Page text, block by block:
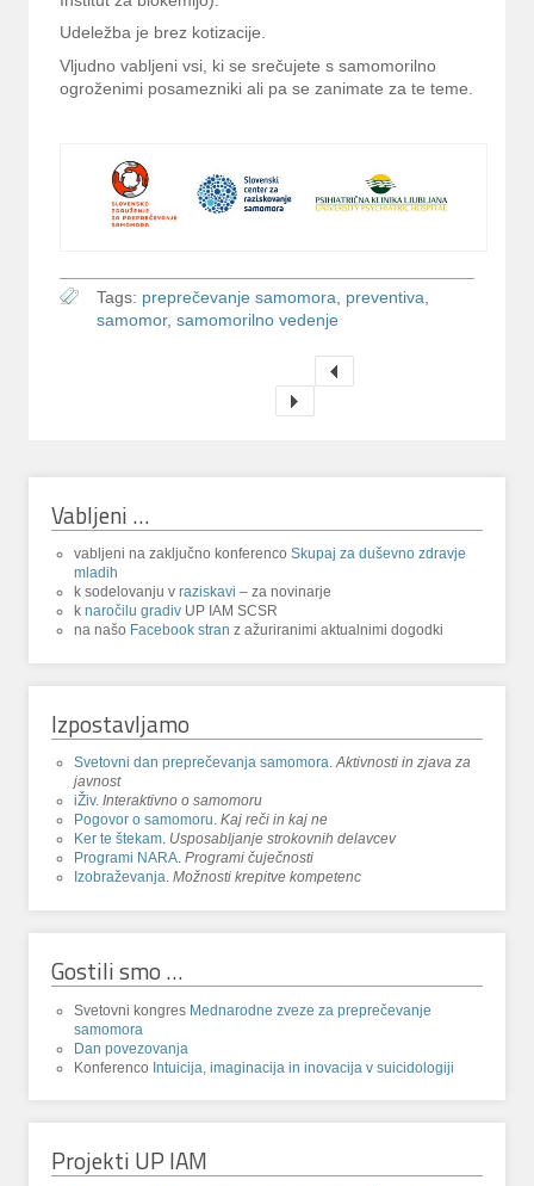
Udeležba je brez kotizacije.
Vljudno vabljeni vsi, ki se srečujete s samomorilno
ogroženimi posamezniki ali pa se zanimate za te teme.
Tags: preprečevanje samomora, preventiva,
samomor,samomorilno vedenje
Vabljeni …
vabljeni na zaključno konferencoSkupaj za duševno zdravje
mladih
k sodelovanju vraziskavi – za novinarje
knaročilu gradiv UP IAM SCSR
na našo Facebook stran z ažuriranimi aktualnimi dogodki
Izpostavljamo
Svetovni dan preprečevanja samomora.Aktivnosti in zjava za
javnost
iŽiv.Interaktivno o samomoru
Pogovor o samomoru.Kaj reči in kaj ne
Ker te štekam. Usposabljanje strokovnih delavcev
Programi NARA.Programi čuječnosti
Izobraževanja.Možnosti krepitve kompetenc
Gostili smo …
Svetovni kongres Mednarodne zveze za preprečevanje
samomora
Dan povezovanja
Konferenco Intuicija, imaginacija in inovacija v suicidologiji
Projekti UP IAM